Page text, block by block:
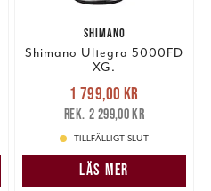
SHIMANO
Shimano Ultegra 5000FD
XG.
Nuvarande pris
1 799,00 krTidigare pris
2 299,00 kr
1 799,00 kr
2 299,00 kr
TILLFÄLLIGT SLUT
LÄS MER